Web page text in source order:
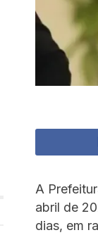
A
abril de
dias, em